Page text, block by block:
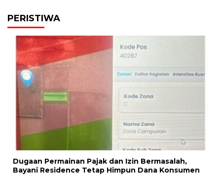
PERISTIWA
Dugaan Permainan Pajak dan Izin Bermasalah,
Bayani Residence Tetap Himpun Dana Konsumen